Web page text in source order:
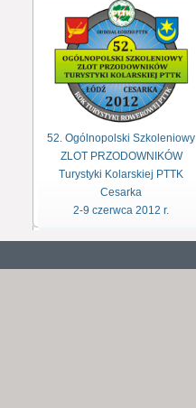
52. Ogólnopolski Szkoleniowy
ZLOT PRZODOWNIKÓW
Turystyki Kolarskiej PTTK
Cesarka
2-9 czerwca 2012 r.